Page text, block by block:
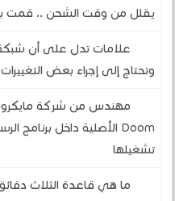
يقلل من وقت الشحن .. قمت
علامات تدل على أن
وتحتاج إلى إجراء بعض التغييرات
مهندس من شركة
تشغيلها
ما هي قاعدة الثلاث